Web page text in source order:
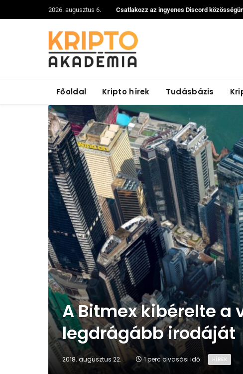
2026. augusztus 6. Csatlakozz az ingyenes Discord
Főoldal Kripto hírek Tudásbázis
A Bitmex kibérelte a
legdrágább irodáját
2018. augusztus 22. 1 perc olvasási idő HÍREK